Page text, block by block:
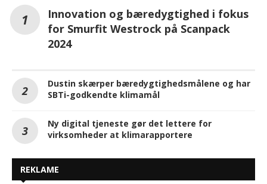
Innovation og bæredygtighed i fokus
for Smurfit Westrock på Scanpack
2024
Dustin skærper bæredygtighedsmålene og har
SBTi-godkendte klimamål
Ny digital tjeneste gør det lettere for
virksomheder at klimarapportere
REKLAME